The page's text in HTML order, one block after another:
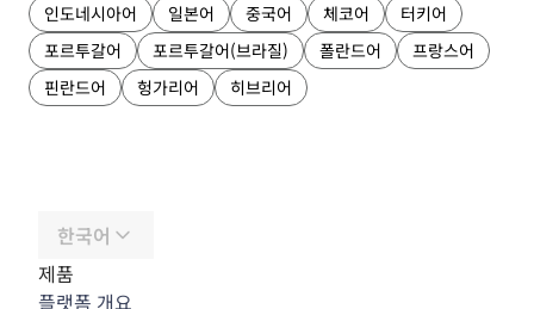
인도네시아어
일본어 중국어 체코어
터키어
포르투갈어
포르투갈어(브라질) 폴란드어
프랑스어
핀란드어
헝가리어 히브리어
한국어
제품
플랫폼 개요